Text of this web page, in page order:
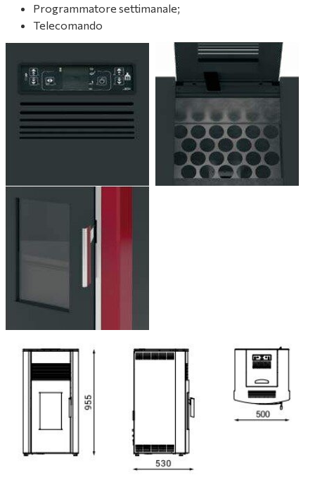
Programmatore settimanale;
Telecomando